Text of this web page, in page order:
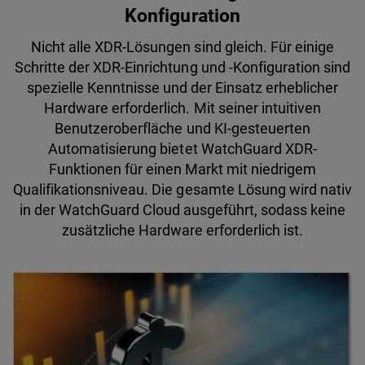
Konfiguration
Nicht alle XDR-Lösungen sind gleich. Für einige
Schritte der XDR-Einrichtung und -Konfiguration sind
spezielle Kenntnisse und der Einsatz erheblicher
Hardware erforderlich. Mit seiner intuitiven
Benutzeroberfläche und KI-gesteuerten
Automatisierung bietet WatchGuard XDR-
Funktionen für einen Markt mit niedrigem
Qualifikationsniveau. Die gesamte Lösung wird nativ
in der WatchGuard Cloud ausgeführt, sodass keine
zusätzliche Hardware erforderlich ist.